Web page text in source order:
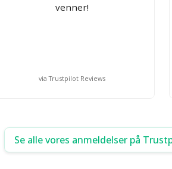
venner!
via Trustpilot Reviews
Se alle vores anmeldelser på